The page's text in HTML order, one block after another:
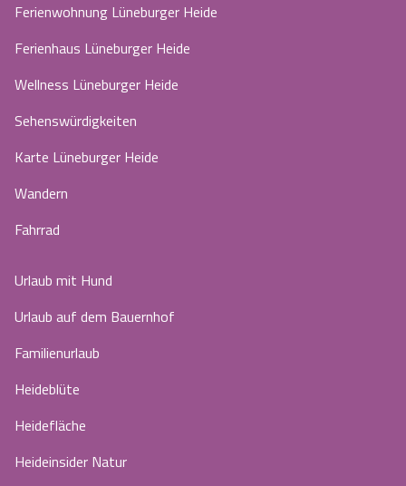
Ferienwohnung Lüneburger Heide
Ferienhaus Lüneburger Heide
Wellness Lüneburger Heide
Sehenswürdigkeiten
Karte Lüneburger Heide
Wandern
Fahrrad
Urlaub mit Hund
Urlaub auf dem Bauernhof
Familienurlaub
Heideblüte
Heidefläche
Heideinsider Natur